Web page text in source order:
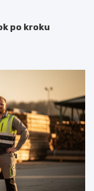
po kroku